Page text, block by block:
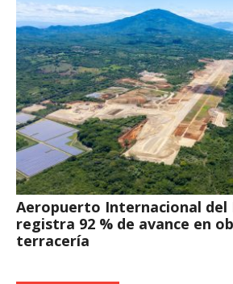
Aeropuerto Internacional del
registra 92 % de avance en
terracería